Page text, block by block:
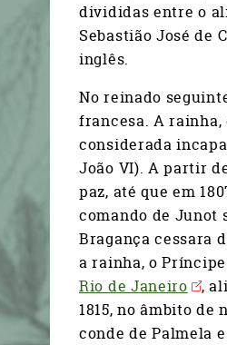
divididas entre o
Sebastião José de
inglês.
No reinado
francesa. A
considerada
João VI). A partir
paz, até que em
comando de Junot
Bragança cessara
a rainha, o
Rio de Janeiro
,
1815, no âmbito
conde de Palmela